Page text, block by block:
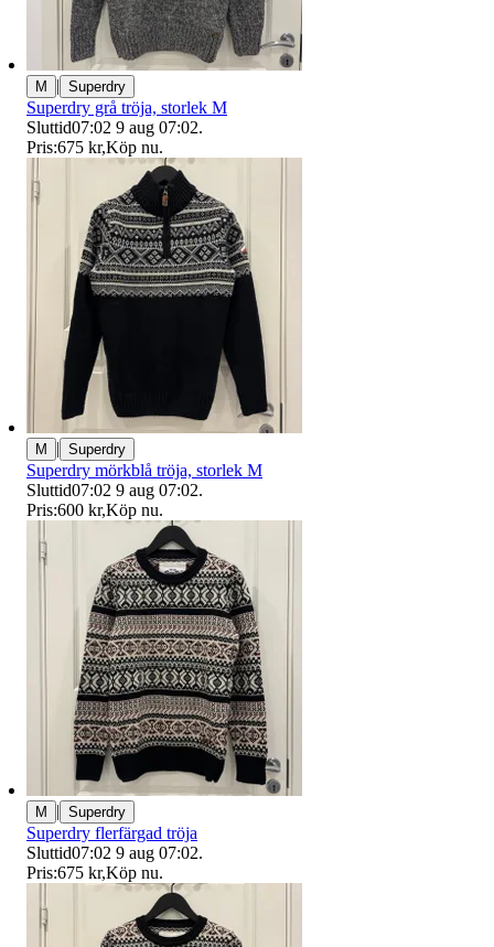
M | Superdry
Superdry grå tröja, storlek M
Sluttid07:02 9 aug 07:02.
Pris:675 kr,Köp nu.
M | Superdry
Superdry mörkblå tröja, storlek M
Sluttid07:02 9 aug 07:02.
Pris:600 kr,Köp nu.
M | Superdry
Superdry flerfärgad tröja
Sluttid07:02 9 aug 07:02.
Pris:675 kr,Köp nu.